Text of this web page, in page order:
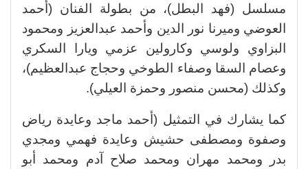
مسلسل (فهد البطل)، من بطولة الفنان (أحمد
العوضي وميرنا نور الدين وأحمد عبدالعزيز ومحمود
البزاوي ولوسي وكارولين عزمي ويارا السكري
وعصام السقا وصفاء الطوخي وحجاج عبدالعظيم)،
وكذلك (محسن منصور وحمزة العيلي).
كما يشارك في التمثيل (أحمد ماجد وعايدة رياض
وصفوة ومصطفى حشيش وعايدة فهمي ومجدي
بدر ومحمد مهران ومحمد صلاح آدم ومحمد أبو